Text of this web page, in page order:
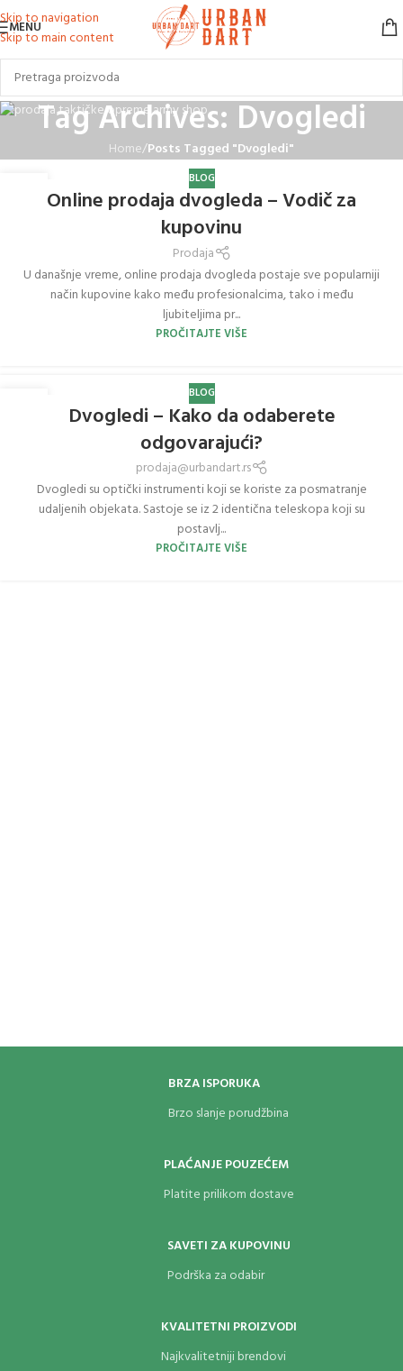
Skip to navigation
Skip to main content
MENU
Tag Archives: Dvogledi
Home/Posts Tagged "Dvogledi"
BLOG
Online prodaja dvogleda – Vodič za
kupovinu
Prodaja
U današnje vreme, online prodaja dvogleda postaje sve popularniji
način kupovine kako među profesionalcima, tako i među
ljubiteljima pr...
PROČITAJTE VIŠE
BLOG
Dvogledi – Kako da odaberete
odgovarajući?
prodaja@urbandart.rs
Dvogledi su optički instrumenti koji se koriste za posmatranje
udaljenih objekata. Sastoje se iz 2 identična teleskopa koji su
postavlj...
PROČITAJTE VIŠE
BRZA ISPORUKA
Brzo slanje porudžbina
PLAĆANJE POUZEĆEM
Platite prilikom dostave
SAVETI ZA KUPOVINU
Podrška za odabir
KVALITETNI PROIZVODI
Najkvalitetniji brendovi